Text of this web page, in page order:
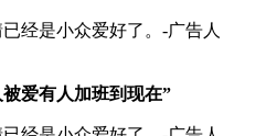
爱有人加班到现在”